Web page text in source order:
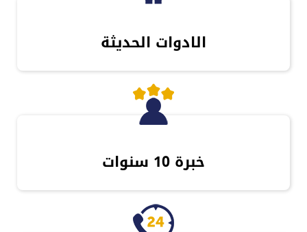
الادوات الحديثة
خبرة 10 سنوات